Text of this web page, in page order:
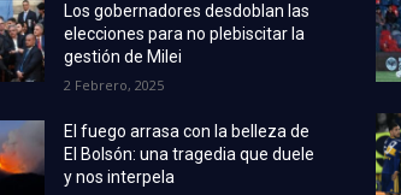
Los gobernadores desdoblan las
elecciones para no plebiscitar la
gestión de Milei
2 Febrero, 2025
El fuego arrasa con la belleza de
El Bolsón: una tragedia que duele
y nos interpela